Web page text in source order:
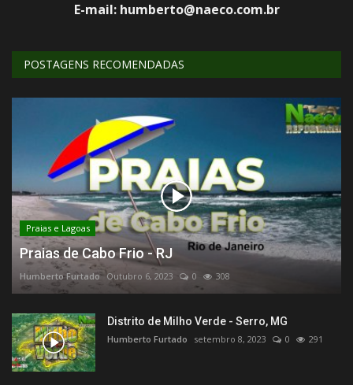
E-mail: humberto@naeco.com.br
POSTAGENS RECOMENDADAS
Praias e Lagoas
Praias de Cabo Frio - RJ
Humberto Furtado Outubro 6, 2023 0 308
Distrito de Milho Verde - Serro, MG
Humberto Furtado setembro 8, 2023 0 291